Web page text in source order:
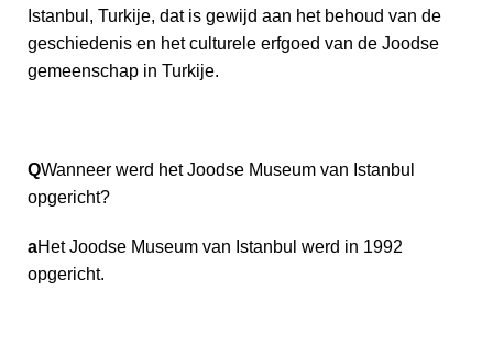
Istanbul, Turkije, dat is gewijd aan het behoud van de
geschiedenis en het culturele erfgoed van de Joodse
gemeenschap in Turkije.
QWanneer werd het Joodse Museum van Istanbul
opgericht?
aHet Joodse Museum van Istanbul werd in 1992
opgericht.